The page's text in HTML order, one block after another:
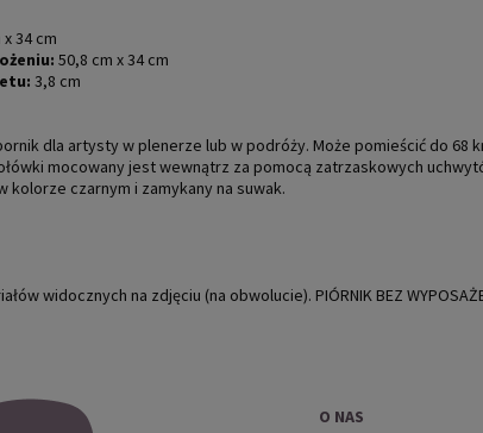
34 cm
50,8 cm x 34 cm
3,8 cm
dla artysty w plenerze lub w podróży. Może pomieścić do
mocowany jest wewnątrz za pomocą zatrzaskowych
kolorze czarnym i zamykany na suwak.
widocznych na zdjęciu (na obwolucie). PIÓRNIK BEZ
O NAS